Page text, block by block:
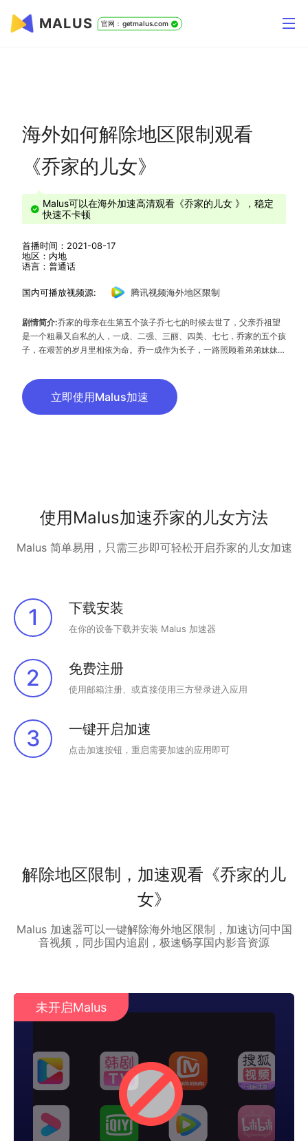
MALUS 官网：getmalus.com
海外如何解除地区限制观看
《乔家的儿女》
Malus可以在海外加速高清观看《乔家的儿女 》，稳定
快速不卡顿
首播时间：2021-08-17
地区：内地
语言：普通话
国内可播放视频源: 腾讯视频海外地区限制
剧情简介:乔家的母亲在生第五个孩子乔七七的时候去世了，父亲乔祖望
是一个粗暴又自私的人，一成、二强、三丽、四美、七七，乔家的五个孩
子，在艰苦的岁月里相依为命。乔一成作为长子，一路照顾着弟弟妹妹们
学，弟妹们也互相拉扯着长大了，这一家子逐渐脱离了贫困。生活的考验
和照拂都不会缺席，几个人的学业、婚姻、工作都让乔一成操碎了心，而
他自己的两次婚姻也牵动着这个大家庭的喜和忧。他们经历过痛苦的考
立即使用Malus加速
使用Malus加速乔家的儿女方法
Malus 简单易用，只需三步即可轻松开启乔家的儿女加速
1 下载安装
在你的设备下载并安装 Malus 加速器
2 免费注册
使用邮箱注册、或直接使用三方登录进入应用
3 一键开启加速
点击加速按钮，重启需要加速的应用即可
解除地区限制，加速观看《乔家的儿
女》
Malus 加速器可以一键解除海外地区限制，加速访问中国
音视频，同步国内追剧，极速畅享国内影音资源
未开启Malus